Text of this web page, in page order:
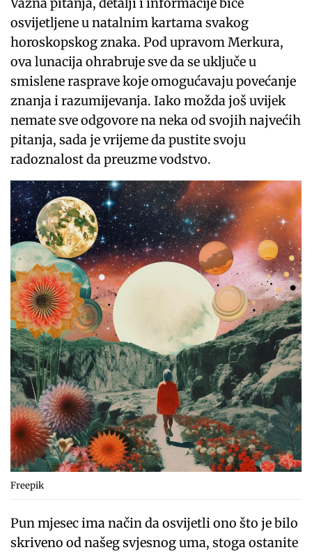
Važna pitanja, detalji i informacije biće
osvijetljene u natalnim kartama svakog
horoskopskog znaka. Pod upravom Merkura,
ova lunacija ohrabruje sve da se uključe u
smislene rasprave koje omogućavaju povećanje
znanja i razumijevanja. Iako možda još uvijek
nemate sve odgovore na neka od svojih najvećih
pitanja, sada je vrijeme da pustite svoju
radoznalost da preuzme vodstvo.
Freepik
Pun mjesec ima način da osvijetli ono što je bilo
skriveno od našeg svjesnog uma, stoga ostanite